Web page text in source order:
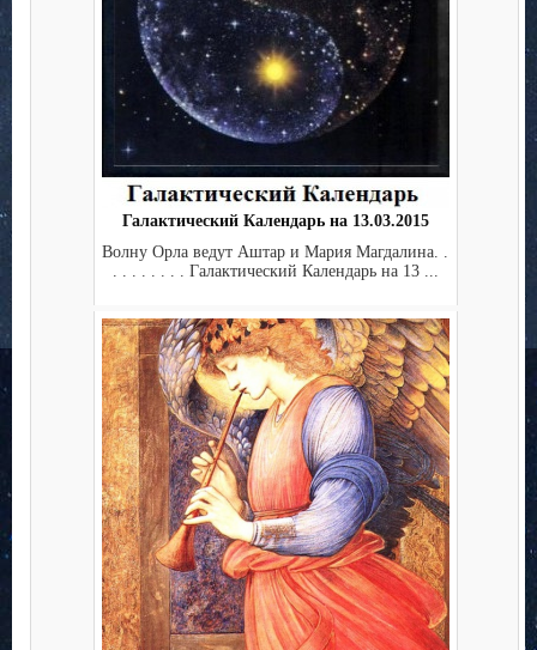
Галактический Календарь на 13.03.2015
Волну Орла ведут Аштар и Мария Магдалина. .
. . . . . . . . Галактический Календарь на 13 ...